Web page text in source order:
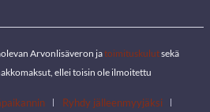
Arvonlisäveron jatoimituskulutsekä
ellei toisin ole ilmoitettu
Ryhdy jälleenmyyjäksi